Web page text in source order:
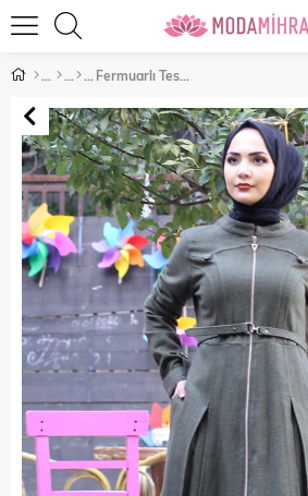
Fermuarlı Tesettür Kaşe Haki 10147-5